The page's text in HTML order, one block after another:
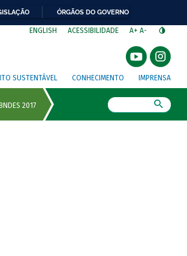
ÓRGÃOS DO GOVERNO
ENGLISH ACESSIBILIDADE A+ A-
SUSTENTÁVEL CONHECIMENTO IMPRENSA